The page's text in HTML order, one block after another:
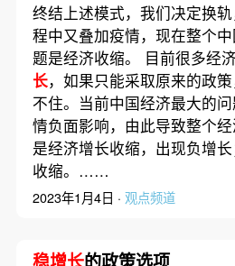
终结上述模式，我们决定换
程中又叠加疫情，现在整个
题是经济收缩。 目前很多经
长，如果只能采取原来的政策
不住。当前中国经济最大的
情负面影响，由此导致整个
是经济增长收缩，出现负增
收缩。……
2023年1月4日 · 观点频道
稳增长的政策选项